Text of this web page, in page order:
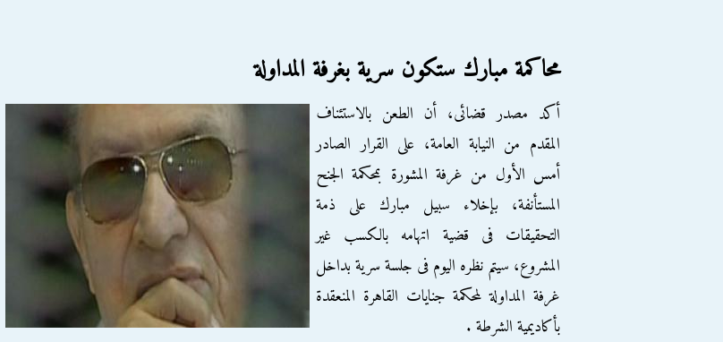
محاكمة مبارك ستكون سرية بغرفة المداولة
أكد مصدر قضائى، أن الطعن بالاستئناف
المقدم من النيابة العامة، على القرار الصادر
أمس الأول من غرفة المشورة بمحكمة الجنح
المستأنفة، بإخلاء سبيل مبارك على ذمة
التحقيقات فى قضية اتهامه بالكسب غير
المشروع، سيتم نظره اليوم فى جلسة سرية بداخل
غرفة المداولة لمحكمة جنايات القاهرة المنعقدة
بأكاديمية الشرطة .